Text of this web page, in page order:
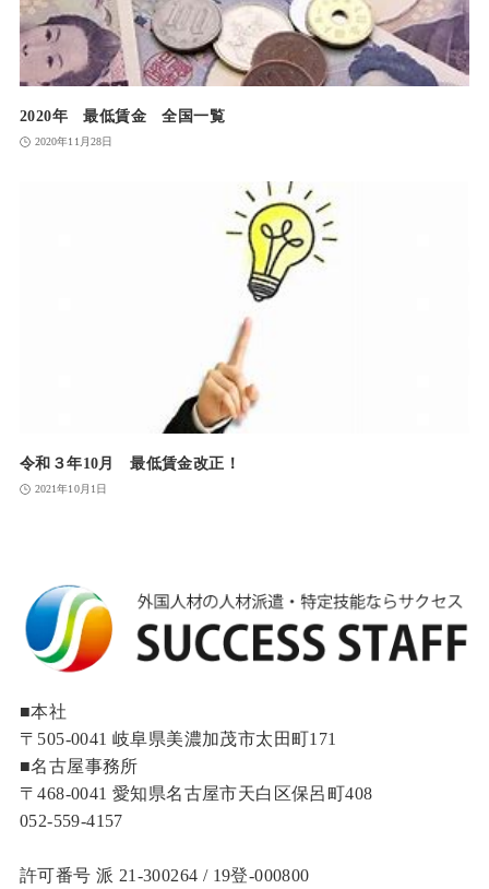
2020年 最低賃金 全国一覧
2020年11月28日
令和３年10月 最低賃金改正！
2021年10月1日
■本社
〒505-0041 岐阜県美濃加茂市太田町171
■名古屋事務所
〒468-0041 愛知県名古屋市天白区保呂町408
052-559-4157
許可番号 派 21-300264 / 19登‐000800